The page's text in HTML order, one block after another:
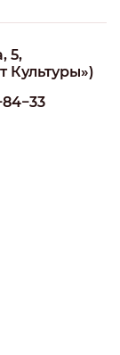
и
5,
Культуры»)